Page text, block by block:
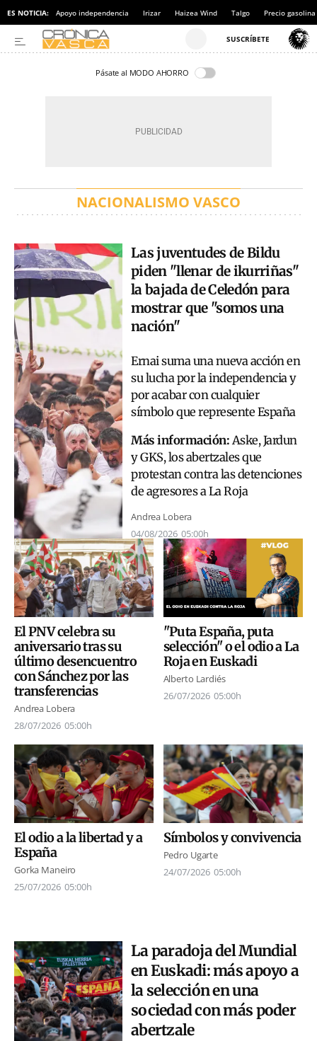
ES NOTICIA: Apoyo independencia Irizar Haizea Wind Talgo Precio gasolina
Pásate al MODO AHORRO
NACIONALISMO VASCO
Las juventudes de Bildu
piden "llenar de ikurriñas"
la bajada de Celedón para
mostrar que "somos una
nación"
Ernai suma una nueva acción en
su lucha por la independencia y
por acabar con cualquier
símbolo que represente España
Más información:Aske, Jardun
y GKS, los abertzales que
protestan contra las detenciones
de agresores a La Roja
Andrea Lobera
04/08/2026 05:00h
El PNV celebra su
aniversario tras su
último desencuentro
con Sánchez por las
transferencias
Andrea Lobera
28/07/2026 05:00h
"Puta España, puta
selección" o el odio a La
Roja en Euskadi
Alberto Lardiés
26/07/2026 05:00h
El odio a la libertad y a
España
Gorka Maneiro
25/07/2026 05:00h
Símbolos y convivencia
Pedro Ugarte
24/07/2026 05:00h
La paradoja del Mundial
en Euskadi: más apoyo a
la selección en una
sociedad con más poder
abertzale